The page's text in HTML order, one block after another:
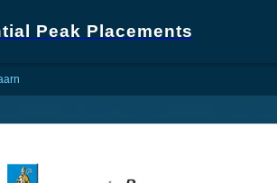
Peak Placements